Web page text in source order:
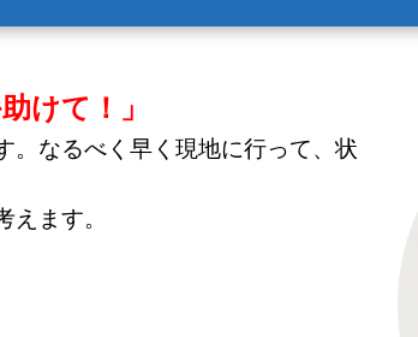
けて！」
。なるべく早く現地に行って、状
ます。